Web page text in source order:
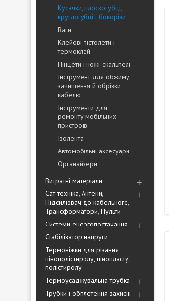
Кусачки, плоскогубці,
круглогубці і бокорізи
Ваги
Клейові пістолети і
термоклей
Пінцети і ножі-скальпелі
Інструмент для обжиму,
зачищення й обрізки
кабелю
Інструменти для
ремонту мобільних
пристроїв
Ізолента
Автомобільні аксесуари
Органайзери
Витратні матеріали
Сат техніка, Антени,
Підсилювач до кабельного,
Трансформатори, Пульти
Системи енергопостачання
Стабілізатор напруги
Термоніжки для різання
пінополістиролу, пінопласту,
полістиролу
Термоусаджувальна трубка
Трубки і обплетення захисні